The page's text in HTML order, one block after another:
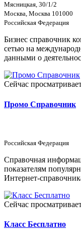
Мясницкая, 30/1/2
Москва, Москва 101000
Российская Федерация
Бизнес справочник
сетью на
данными о
Сейчас
Промо Справочник
Российская Федерация
Справочная
показателям
Интернет-
Сейчас
Класс Бесплатно